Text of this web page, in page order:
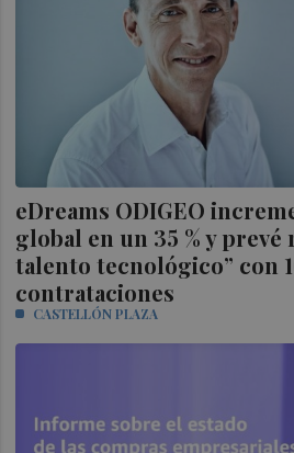
eDreams ODIGEO
global en un 35 % y prevé
talento tecnológico” con
contrataciones
CASTELLÓN PLAZA